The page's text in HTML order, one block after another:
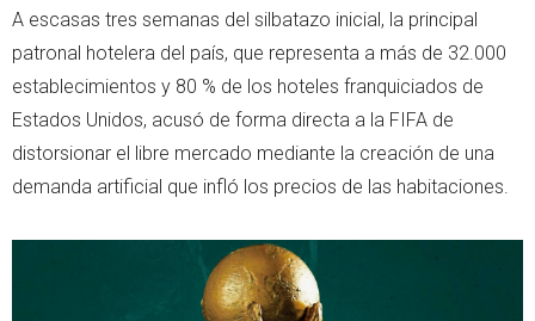
A escasas tres semanas del silbatazo inicial, la principal
patronal hotelera del país, que representa a más de 32.000
establecimientos y 80 % de los hoteles franquiciados de
Estados Unidos, acusó de forma directa a la FIFA de
distorsionar el libre mercado mediante la creación de una
demanda artificial que infló los precios de las habitaciones.